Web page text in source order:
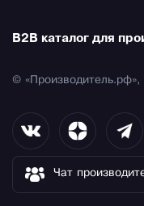
B2B каталог для
© «Производитель.рф»,
Чат